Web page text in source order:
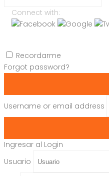
Connect with:
Recordarme
Forgot password?
Username or email address
Ingresar al Login
Usuario